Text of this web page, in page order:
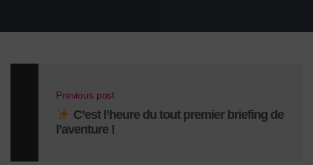
Previous post
C’est l’heure du tout premier briefing de
l’aventure !